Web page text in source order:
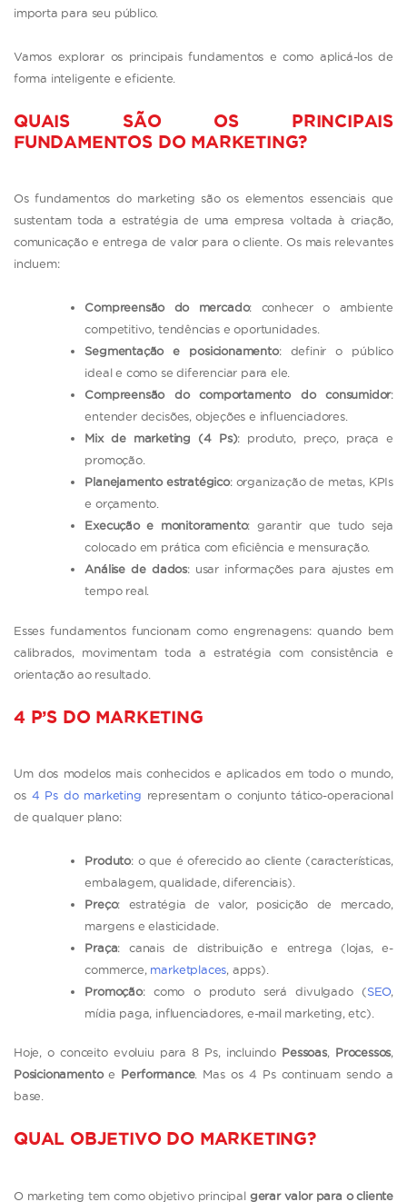
importa para seu público.
Vamos explorar os principais fundamentos e como aplicá-los de
forma inteligente e eficiente.
QUAIS SÃO OS PRINCIPAIS
FUNDAMENTOS DO MARKETING?
Os fundamentos do marketing são os elementos essenciais que
sustentam toda a estratégia de uma empresa voltada à criação,
comunicação e entrega de valor para o cliente. Os mais relevantes
incluem:
Compreensão do mercado: conhecer o ambiente
competitivo, tendências e oportunidades.
Segmentação e posicionamento: definir o público
ideal e como se diferenciar para ele.
Compreensão do comportamento do consumidor:
entender decisões, objeções e influenciadores.
Mix de marketing (4 Ps): produto, preço, praça e
promoção.
Planejamento estratégico: organização de metas, KPIs
e orçamento.
Execução e monitoramento: garantir que tudo seja
colocado em prática com eficiência e mensuração.
Análise de dados: usar informações para ajustes em
tempo real.
Esses fundamentos funcionam como engrenagens: quando bem
calibrados, movimentam toda a estratégia com consistência e
orientação ao resultado.
4 P’S DO MARKETING
Um dos modelos mais conhecidos e aplicados em todo o mundo,
os 4 Ps do marketing representam o conjunto tático-operacional
de qualquer plano:
Produto: o que é oferecido ao cliente (características,
embalagem, qualidade, diferenciais).
Preço: estratégia de valor, posicição de mercado,
margens e elasticidade.
Praça: canais de distribuição e entrega (lojas, e-
commerce, marketplaces, apps).
Promoção: como o produto será divulgado (SEO,
mídia paga, influenciadores, e-mail marketing, etc).
Hoje, o conceito evoluiu para 8 Ps, incluindo Pessoas, Processos,
Posicionamentoe Performance. Mas os 4 Ps continuam sendo a
base.
QUAL OBJETIVO DO MARKETING?
O marketing tem como objetivo principal gerar valor para o cliente